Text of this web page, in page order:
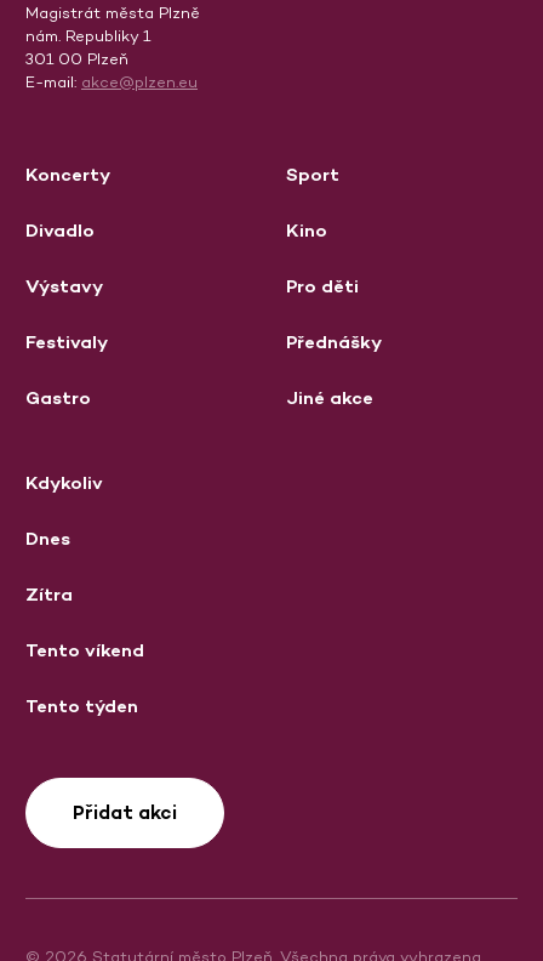
Magistrát města Plzně
nám. Republiky 1
301 00 Plzeň
E-mail: akce@plzen.eu
Koncerty
Divadlo
Výstavy
Festivaly
Gastro
Sport
Kino
Pro děti
Přednášky
Jiné akce
Kdykoliv
Dnes
Zítra
Tento víkend
Tento týden
Přidat akci
© 2026 Statutární město Plzeň. Všechna práva vyhrazena.